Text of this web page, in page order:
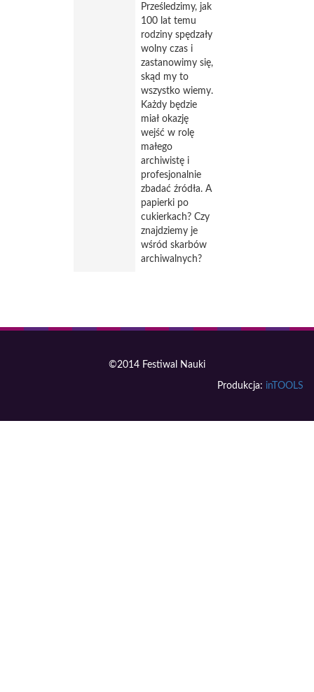
Prześledzimy, jak
100 lat temu
rodziny spędzały
wolny czas i
zastanowimy się,
skąd my to
wszystko wiemy.
Każdy będzie
miał okazję
wejść w rolę
małego
archiwistę i
profesjonalnie
zbadać źródła. A
papierki po
cukierkach? Czy
znajdziemy je
wśród skarbów
archiwalnych?
©2014 Festiwal Nauki
Produkcja: inTOOLS